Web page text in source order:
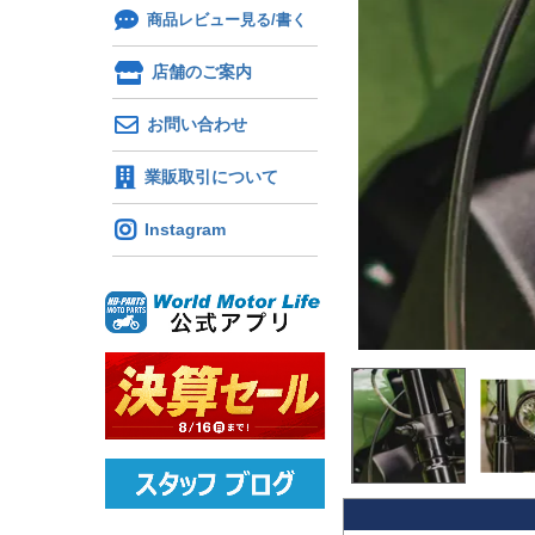
商品レビュー見る/書く
店舗のご案内
お問い合わせ
業販取引について
Instagram